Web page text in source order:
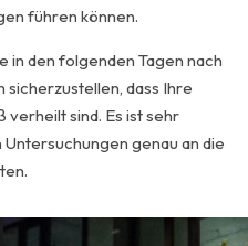
führen können.
in den folgenden Tagen nach
dass Ihre
verheilt sind. Es ist sehr
Untersuchungen genau an die